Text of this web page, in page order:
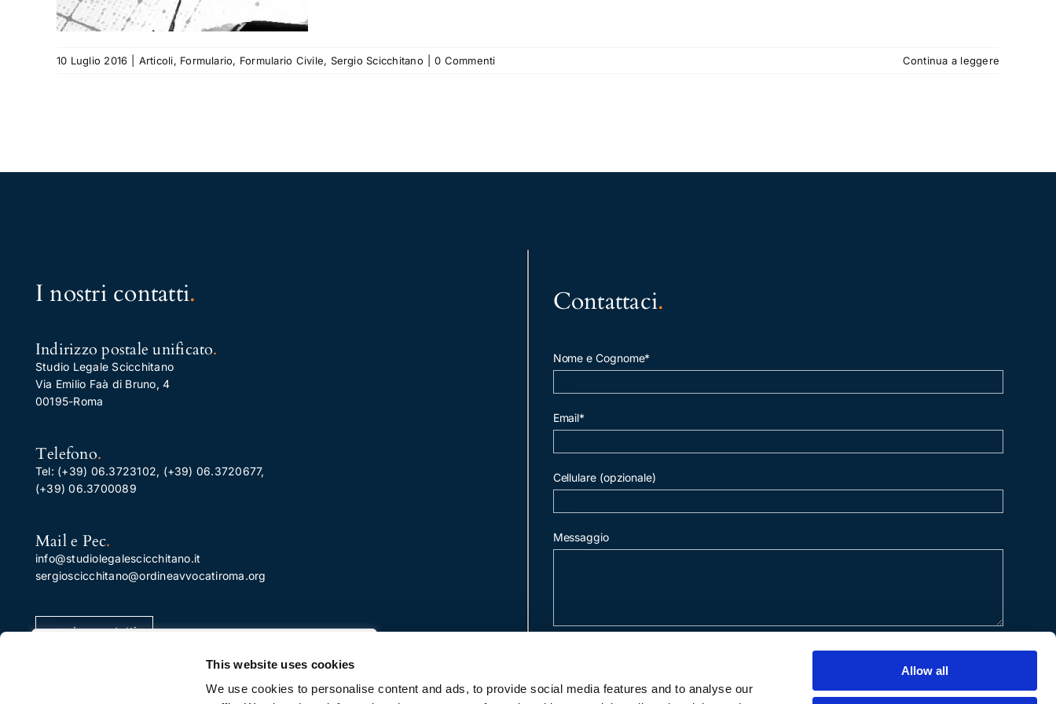
This website uses cookies
We use cookies to personalise content and ads, to provide social media features and to analyse our
Allow all
Utilizziamo i cookie per migliorare la tua esperienza di
navigazione, pubblicare annunci o contenuti
10 Luglio 2016 Articoli, Formulario, Formulario Civile, Sergio Scicchitano 0 Commenti Continua a leggere
I nostri contatti.
Indirizzo postale unificato.
Studio Legale Scicchitano
Via Emilio Faà di Bruno, 4
00195-Roma
Telefono.
Tel: (+39) 06.3723102, (+39) 06.3720677,
(+39) 06.3700089
Mail e Pec.
info@studiolegalescicchitano.it
sergioscicchitano@ordineavvocatiroma.org
pagina contatti
Contattaci.
Nome e Cognome*
Email*
Cellulare (opzionale)
Messaggio